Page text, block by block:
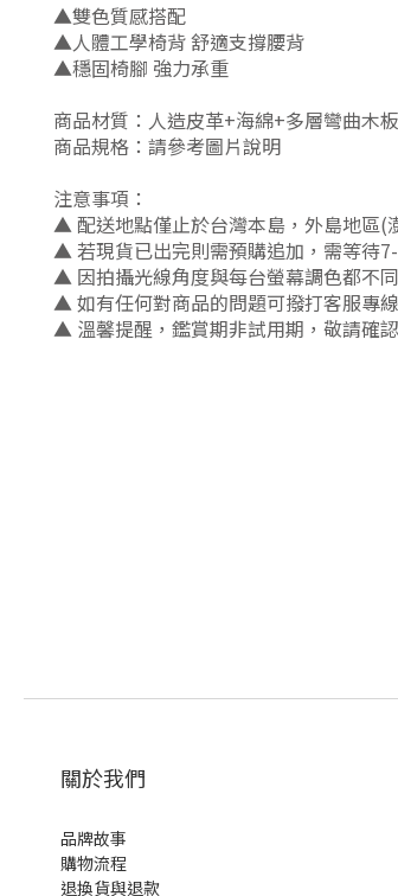
▲雙色質感搭配
▲人體工學椅背 舒適支撐腰背
▲穩固椅腳 強力承重
商品材質：人造皮革+海綿+多層彎曲木
商品規格：請參考圖片說明
注意事項：
▲ 配送地點僅止於台灣本島，外島地區(
▲ 若現貨已出完則需預購追加，需等待
▲ 因拍攝光線角度與每台螢幕調色都不
▲ 如有任何對商品的問題可撥打客服專
▲ 溫馨提醒，鑑賞期非試用期，敬請確
關於我們
品牌故事
購物流程
退換貨與退款